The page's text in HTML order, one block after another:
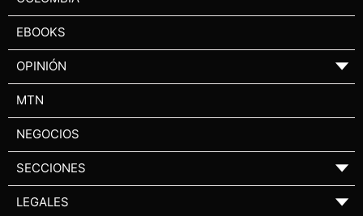
EBOOKS
OPINIÓN ▼
MTN
NEGOCIOS
SECCIONES ▼
LEGALES ▼